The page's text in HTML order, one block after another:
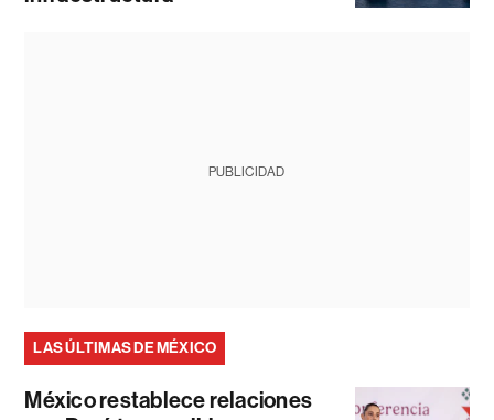
PUBLICIDAD
LAS ÚLTIMAS DE MÉXICO
México restablece relaciones